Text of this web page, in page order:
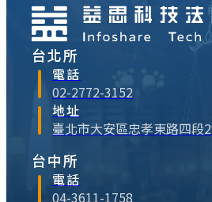
的法律後果，並提出企業
計畫」（ICP）。關鍵實
「紅旗指標」審查、精確
（BO）與終端用途、以及
務、稽核」的決策三防線。
言，合規已非單純法務工作
存續的戰略核心，需透過數
理。
台北所
電話
02-2772-3152
地址
臺北市大安區忠孝東路四段
台中所
電話
04-3611-1758